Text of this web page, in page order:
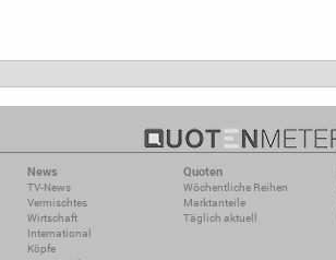
News
TV-News
Vermischtes
Wirtschaft
International
Köpfe
Quoten
Wöchentliche Reihen
Marktanteile
Täglich aktuell